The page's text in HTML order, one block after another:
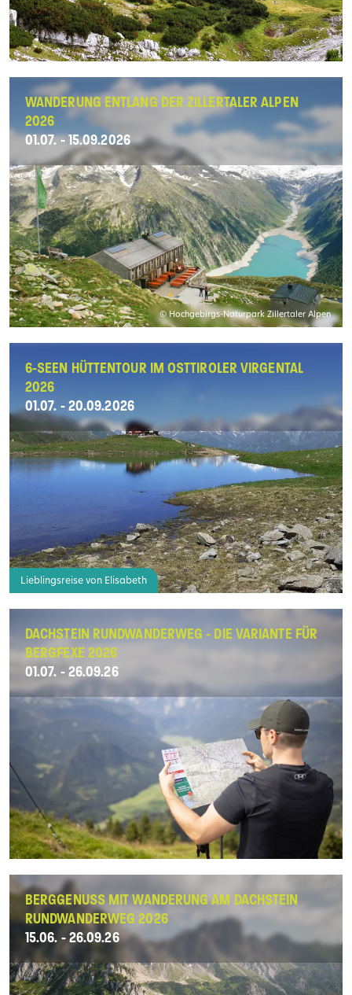
WANDERUNG ENTLANG DER ZILLERTALER ALPEN
2026
01.07. - 15.09.2026
© Hochgebirgs-Naturpark Zillertaler Alpen
6-SEEN HÜTTENTOUR IM OSTTIROLER VIRGENTAL
2026
01.07. - 20.09.2026
Lieblingsreise von Elisabeth
DACHSTEIN RUNDWANDERWEG - DIE VARIANTE FÜR
BERGFEXE 2026
01.07. - 26.09.26
BERGGENUSS MIT WANDERUNG AM DACHSTEIN
RUNDWANDERWEG 2026
15.06. - 26.09.26